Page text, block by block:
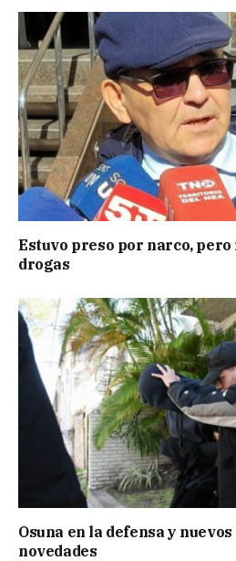
Estuvo preso por narco,
drogas
Osuna en la defensa y
novedades